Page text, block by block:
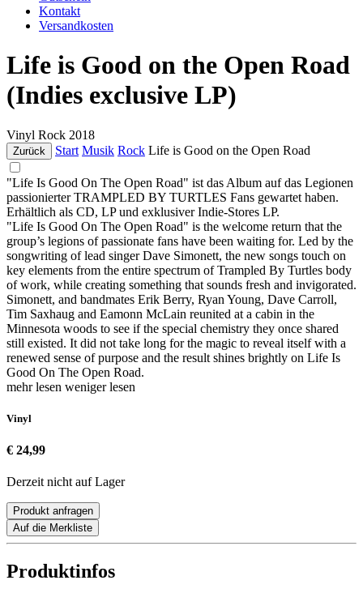
Kontakt
Versandkosten
Life is Good on the Open Road
(Indies exclusive LP)
Vinyl Rock 2018
Zurück Start Musik Rock Life is Good on the Open Road
"Life Is Good On The Open Road" ist das Album auf das Legionen
passionierter TRAMPLED BY TURTLES Fans gewartet haben.
Erhältlich als CD, LP und exklusiver Indie-Stores LP.
"Life Is Good On The Open Road" is the welcome return that the
group’s legions of passionate fans have been waiting for. Led by the
songwriting of lead singer Dave Simonett, the new songs touch on
key elements from the entire spectrum of Trampled By Turtles body
of work, while creating something that sounds fresh and invigorated.
Simonett, and bandmates Erik Berry, Ryan Young, Dave Carroll,
Tim Saxhaug and Eamonn McLain reunited at a cabin in the
Minnesota woods to see if the special chemistry they once shared
still existed. It did not take long for the magic to reveal itself with a
renewed sense of purpose and the result shines brightly on Life Is
Good On The Open Road.
mehr lesen weniger lesen
Vinyl
€ 24,99
Derzeit nicht auf Lager
Produkt anfragen
Auf die Merkliste
Produktinfos